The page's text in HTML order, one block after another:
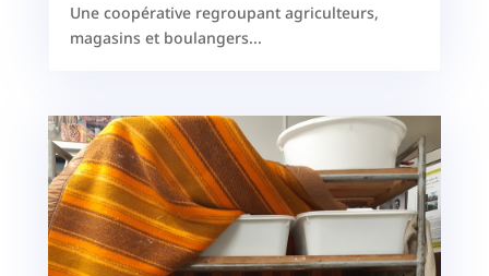
Une coopérative regroupant agriculteurs,
magasins et boulangers...